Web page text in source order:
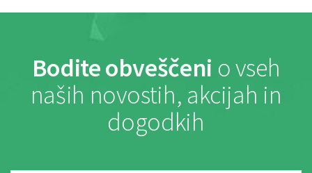
Bodite obveščeni o vseh
naših novostih, akcijah in
dogodkih